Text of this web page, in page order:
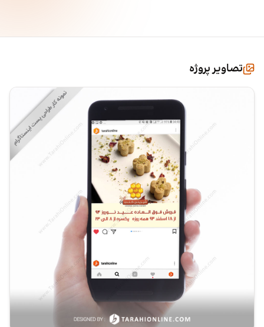
تصاویر پروژه